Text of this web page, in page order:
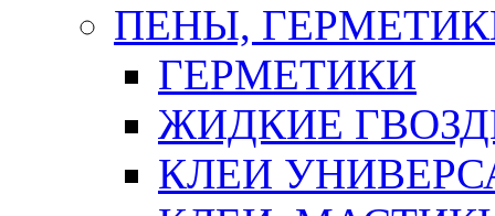
ПЕНЫ,
ГЕРМЕТИКИ
ЖИДКИЕ
КЛЕИ